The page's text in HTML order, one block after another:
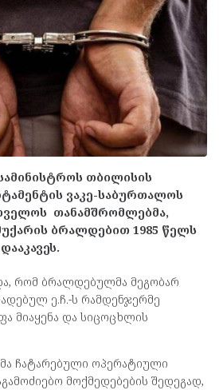
თბილისის
ვაკე-საბურთალოს
თანამშრომლებმა,
ბრალდებით 1985 წელს
რომ ბრალდებულმა მეგობარ
ე.ჩ.-ს რამდენჯერმე
მიაყენა და სიცოცხლის
ჩატარებული ოპერატიული
მოქმედებების შედეგად,